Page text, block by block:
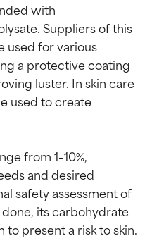
with
Suppliers of this
used for various
a protective coating
luster. In skin care
used to create
from 1–10%,
and desired
safety assessment of
its carbohydrate